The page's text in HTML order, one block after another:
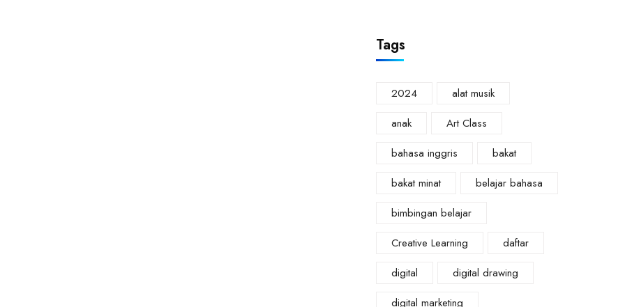
Tags
2024
alat musik
anak
Art Class
bahasa inggris
bakat
bakat minat
belajar bahasa
bimbingan belajar
Creative Learning
daftar
digital
digital drawing
digital marketing